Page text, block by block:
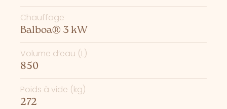
Chauffage
Balboa® 3 kW
Volume d’eau (L)
850
Poids à vide (kg)
272